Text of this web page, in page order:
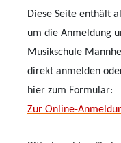
Diese Seite enthält
um die Anmeldung
Musikschule
direkt anmelden
hier zum Formular:
Zur Online-